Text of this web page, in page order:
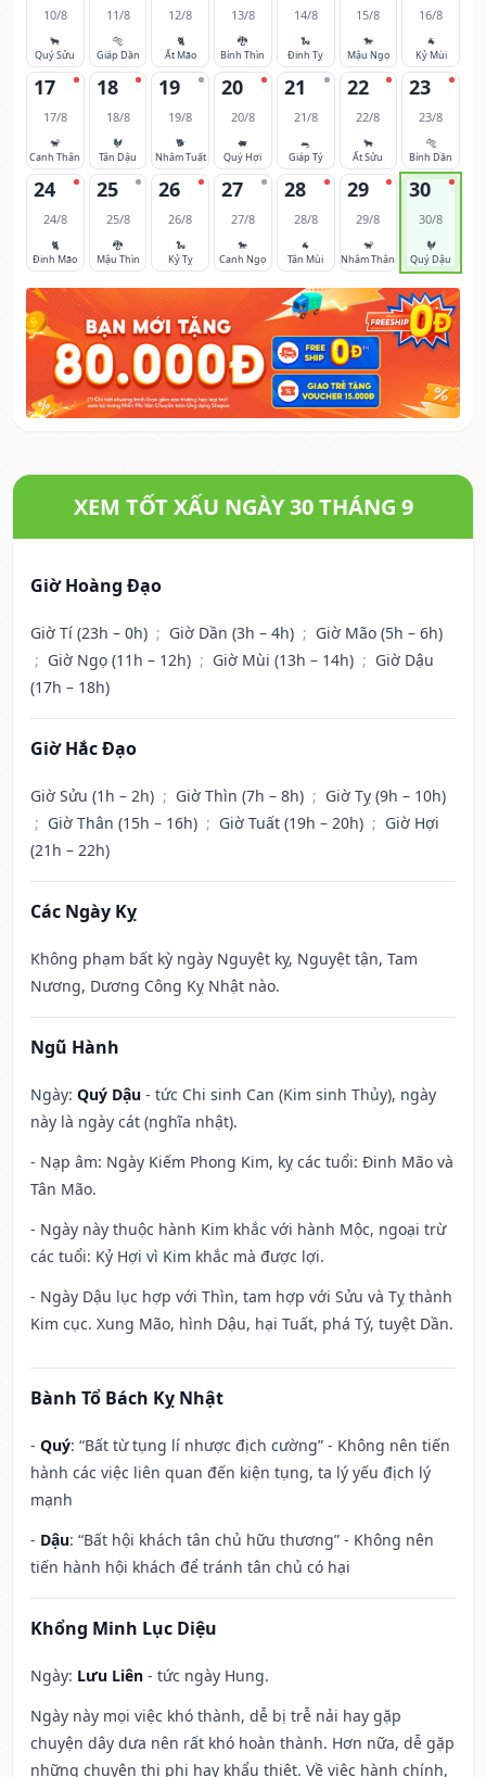
10/8
🐂
Quý Sửu
11/8
🐅
Giáp Dần
12/8
🐈
Ất Mão
13/8
🐉
Bính Thìn
14/8
🐍
Đinh Tỵ
15/8
🐎
Mậu Ngọ
16/8
🐐
Kỷ Mùi
17
17/8
🐒
Canh Thân
18
18/8
🐓
Tân Dậu
19
19/8
🐕
Nhâm Tuất
20
20/8
🐖
Quý Hợi
21
21/8
🐀
Giáp Tý
22
22/8
🐂
Ất Sửu
23
23/8
🐅
Bính Dần
24
24/8
🐈
Đinh Mão
25
25/8
🐉
Mậu Thìn
26
26/8
🐍
Kỷ Tỵ
27
27/8
🐎
Canh Ngọ
28
28/8
🐐
Tân Mùi
29
29/8
🐒
Nhâm Thân
30
30/8
🐓
Quý Dậu
XEM TỐT XẤU NGÀY 30 THÁNG 9
Giờ Hoàng Đạo
Giờ Tí (23h – 0h) ; Giờ Dần (3h – 4h) ; Giờ Mão (5h – 6h)
; Giờ Ngọ (11h – 12h) ; Giờ Mùi (13h – 14h) ; Giờ Dậu
(17h – 18h)
Giờ Hắc Đạo
Giờ Sửu (1h – 2h) ; Giờ Thìn (7h – 8h) ; Giờ Tỵ (9h – 10h)
; Giờ Thân (15h – 16h) ; Giờ Tuất (19h – 20h) ; Giờ Hợi
(21h – 22h)
Các Ngày Kỵ
Không phạm bất kỳ ngày Nguyệt kỵ, Nguyệt tận, Tam
Nương, Dương Công Kỵ Nhật nào.
Ngũ Hành
Ngày: Quý Dậu - tức Chi sinh Can (Kim sinh Thủy), ngày
này là ngày cát (nghĩa nhật).
- Nạp âm: Ngày Kiếm Phong Kim, kỵ các tuổi: Đinh Mão và
Tân Mão.
- Ngày này thuộc hành Kim khắc với hành Mộc, ngoại trừ
các tuổi: Kỷ Hợi vì Kim khắc mà được lợi.
- Ngày Dậu lục hợp với Thìn, tam hợp với Sửu và Tỵ thành
Kim cục. Xung Mão, hình Dậu, hại Tuất, phá Tý, tuyệt Dần.
Bành Tổ Bách Kỵ Nhật
- Quý: “Bất từ tụng lí nhược địch cường” - Không nên tiến
hành các việc liên quan đến kiện tụng, ta lý yếu địch lý
mạnh
- Dậu: “Bất hội khách tân chủ hữu thương” - Không nên
tiến hành hội khách để tránh tân chủ có hại
Khổng Minh Lục Diệu
Ngày: Lưu Liên - tức ngày Hung.
Ngày này mọi việc khó thành, dễ bị trễ nải hay gặp
chuyện dây dưa nên rất khó hoàn thành. Hơn nữa, dễ gặp
những chuyện thị phi hay khẩu thiệt. Về việc hành chính,